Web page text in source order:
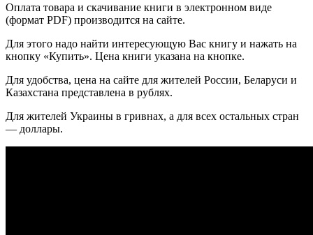
Оплата товара и скачивание книги в электронном виде
(формат PDF) производится на сайте.
Для этого надо найти интересующую Вас книгу и нажать на
кнопку «Купить». Цена книги указана на кнопке.
Для удобства, цена на сайте для жителей России, Беларуси и
Казахстана представлена в рублях.
Для жителей Украины в гривнах, а для всех остальных стран
— доллары.